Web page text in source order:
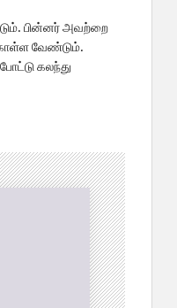
பின்னர் அவற்றை
வேண்டும்.
கலந்து